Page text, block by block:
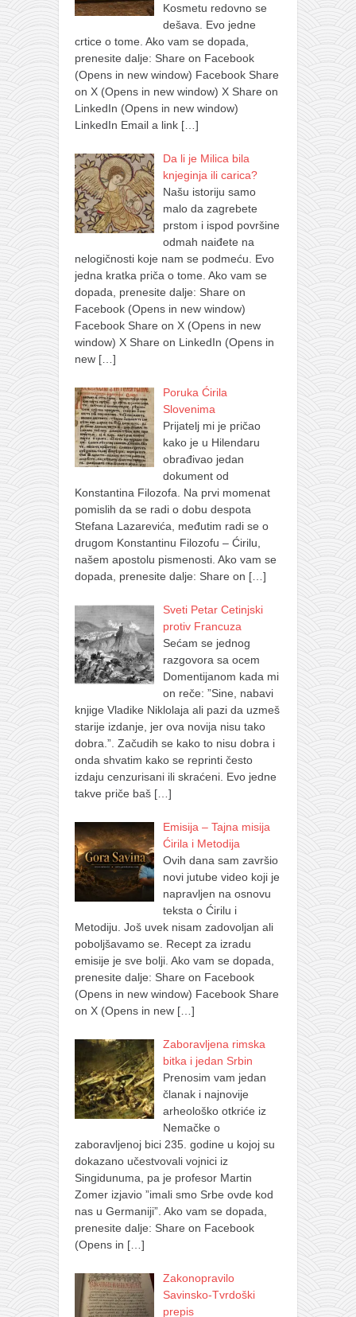
Kosmetu redovno se
dešava. Evo jedne
crtice o tome. Ako vam se dopada,
prenesite dalje: Share on Facebook
(Opens in new window) Facebook Share
on X (Opens in new window) X Share on
LinkedIn (Opens in new window)
LinkedIn Email a link […]
Da li je Milica bila
knjeginja ili carica?
Našu istoriju samo
malo da zagrebete
prstom i ispod površine
odmah naiđete na
nelogičnosti koje nam se podmeću. Evo
jedna kratka priča o tome. Ako vam se
dopada, prenesite dalje: Share on
Facebook (Opens in new window)
Facebook Share on X (Opens in new
window) X Share on LinkedIn (Opens in
new […]
Poruka Ćirila
Slovenima
Prijatelj mi je pričao
kako je u Hilendaru
obrađivao jedan
dokument od
Konstantina Filozofa. Na prvi momenat
pomislih da se radi o dobu despota
Stefana Lazarevića, međutim radi se o
drugom Konstantinu Filozofu – Ćirilu,
našem apostolu pismenosti. Ako vam se
dopada, prenesite dalje: Share on […]
Sveti Petar Cetinjski
protiv Francuza
Sećam se jednog
razgovora sa ocem
Domentijanom kada mi
on reče: ”Sine, nabavi
knjige Vladike Niklolaja ali pazi da uzmeš
starije izdanje, jer ova novija nisu tako
dobra.”. Začudih se kako to nisu dobra i
onda shvatim kako se reprinti često
izdaju cenzurisani ili skraćeni. Evo jedne
takve priče baš […]
Emisija – Tajna misija
Ćirila i Metodija
Ovih dana sam završio
novi jutube video koji je
napravljen na osnovu
teksta o Ćirilu i
Metodiju. Još uvek nisam zadovoljan ali
poboljšavamo se. Recept za izradu
emisije je sve bolji. Ako vam se dopada,
prenesite dalje: Share on Facebook
(Opens in new window) Facebook Share
on X (Opens in new […]
Zaboravljena rimska
bitka i jedan Srbin
Prenosim vam jedan
članak i najnovije
arheološko otkriće iz
Nemačke o
zaboravljenoj bici 235. godine u kojoj su
dokazano učestvovali vojnici iz
Singidunuma, pa je profesor Martin
Zomer izjavio ”imali smo Srbe ovde kod
nas u Germaniji”. Ako vam se dopada,
prenesite dalje: Share on Facebook
(Opens in […]
Zakonopravilo
Savinsko-Tvrdoški
prepis